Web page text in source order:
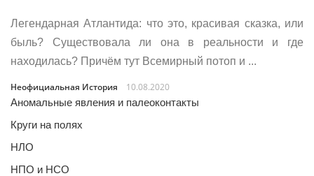
Легендарная Атлантида: что это, красивая сказка, или
быль? Существовала ли она в реальности и где
находилась? Причём тут Всемирный потоп и ...
Неофициальная История
10.08.2020
Аномальные явления и палеоконтакты
Круги на полях
НЛО
НПО и НСО